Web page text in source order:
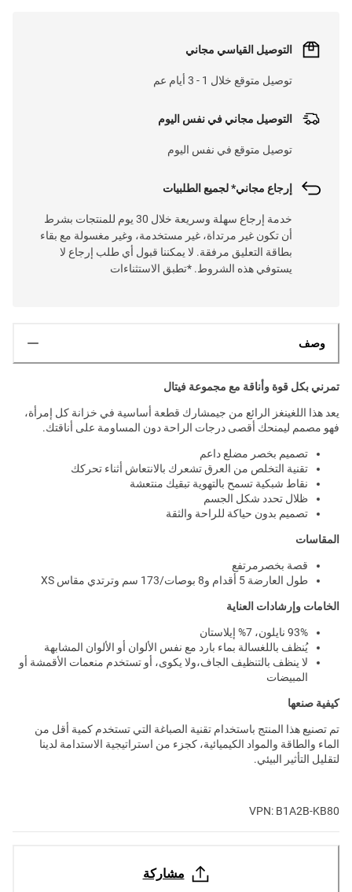
التوصيل القياسي مجاني
توصيل متوقع خلال 1 - 3 أيام عم
التوصيل مجاني في نفس اليوم
توصيل متوقع في نفس اليوم
إرجاع مجاني* لجميع الطلبيات
خدمة إرجاع سهلة وسريعة خلال 30 يوم للمنتجات بشرط
أن تكون غير مرتداة، غير مستخدمة، وغير مغسولة مع بقاء
بطاقة التعليق مرفقة. لا يمكننا قبول أي طلب إرجاع لا
يستوفي هذه الشروط. *تطبق الاستثناءات
وصف
تمرني بكل قوة وأناقة مع مجموعة فيتال
يعد هذا اللغينغز الرائع من جيمشارك قطعة أساسية في خزانة كل إمرأة،
فهو مصمم ليمنحك أقصى درجات الراحة دون المساومة على أناقتك.
تصميم بخصر مضلع داعم
تقنية التخلص من العرق تشعرك بالانتعاش أثناء تحركك
نقاط شبكية تسمح بالتهوية تبقيك منتعشة
ظلال تحدد شكل الجسم
تصميم بدون حياكة للراحة والثقة
المقاسات
قصة بخصرمرتفع
طول العارضة 5 أقدام و8 بوصات/173 سم وترتدي مقاس XS
الخامات وإرشادات العناية
93% نايلون، 7% إيلاستان
يُنظف باللغسالة بماء بارد مع نفس الألوان أو الألوان المشابهة
لا ينظف بالتنظيف الجاف،ولا يكوى، أو تستخدم منعمات الأقمشة أو
المبيضات
كيفية صنعها
تم تصنيع هذا المنتج باستخدام تقنية الصباغة التي تستخدم كمية أقل من
الماء والطاقة والمواد الكيميائية، كجزء من استراتيجية الاستدامة لدينا
لتقليل التأثير البيئي.
VPN: B1A2B-KB80
مشاركة